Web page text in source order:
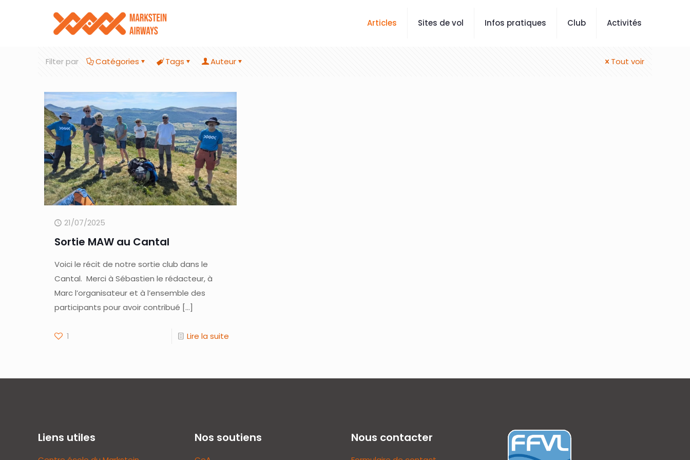
Articles Sites de vol Infos pratiques Club Activités
Filter par Catégories Tags Auteur Tout voir
21/07/2025
Sortie MAW au Cantal
Voici le récit de notre sortie club dans le
Cantal. Merci à Sébastien le rédacteur, à
Marc l’organisateur et à l’ensemble des
participants pour avoir contribué […]
1 Lire la suite
Liens utiles Nos soutiens Nous contacter